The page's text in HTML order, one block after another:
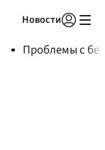
Новости
Проблемы с